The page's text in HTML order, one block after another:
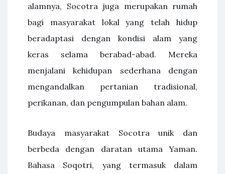
alamnya, Socotra juga merupakan rumah
bagi masyarakat lokal yang telah hidup
beradaptasi dengan kondisi alam yang
keras selama berabad-abad. Mereka
menjalani kehidupan sederhana dengan
mengandalkan pertanian tradisional,
perikanan, dan pengumpulan bahan alam.
Budaya masyarakat Socotra unik dan
berbeda dengan daratan utama Yaman.
Bahasa Soqotri, yang termasuk dalam